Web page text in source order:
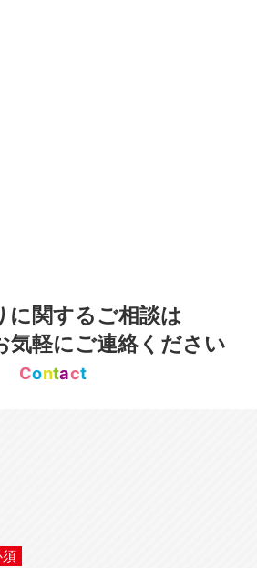
に関するご相談は
気軽にご連絡ください
Contact